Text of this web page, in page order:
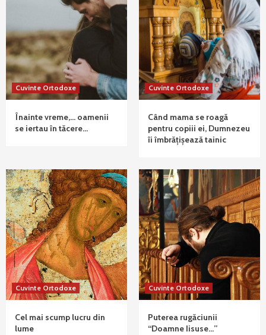
Cuvinte Ortodoxe
Înainte vreme,… oamenii
se iertau în tăcere…
Cuvinte Ortodoxe
Când mama se roagă
pentru copiii ei, Dumnezeu
îi îmbrățișează tainic
Cuvinte Ortodoxe
Cel mai scump lucru din
lume
Cuvinte Ortodoxe
Puterea rugăciunii
“Doamne Iisuse…”